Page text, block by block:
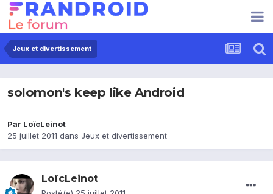
Jeux et divertissement
solomon's keep like Android
Par LoïcLeinot
25 juillet 2011 dans Jeux et divertissement
LoïcLeinot